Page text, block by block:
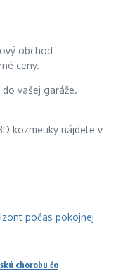
obchod
ceny.
vašej garáže.
kozmetiky nájdete v
chorobu čo